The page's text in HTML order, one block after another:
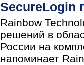
SecureLogin
Rainbow
решений в
России на
напоминает